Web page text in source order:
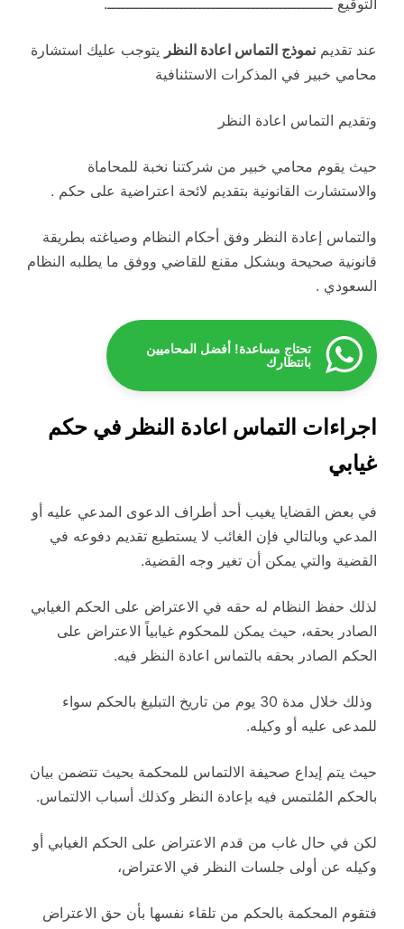
التوقيع ــــــــــــــــــــــــــــــــــــــــــــــــــ.
عند تقديم نموذج التماس اعادة النظر يتوجب عليك استشارة
محامي خبير في المذكرات الاستئنافية
وتقديم التماس اعادة النظر
حيث يقوم محامي خبير من شركتنا نخبة للمحاماة
والاستشارت القانونية بتقديم لائحة اعتراضية على حكم .
والتماس إعادة النظر وفق أحكام النظام وصياغته بطريقة
قانونية صحيحة وبشكل مقنع للقاضي ووفق ما يطلبه النظام
السعودي .
تحتاج مساعدة! أفضل المحاميين
بانتظارك
اجراءات التماس اعادة النظر في حكم
غيابي
في بعض القضايا يغيب أحد أطراف الدعوى المدعي عليه أو
المدعي وبالتالي فإن الغائب لا يستطيع تقديم دفوعه في
القضية والتي يمكن أن تغير وجه القضية.
لذلك حفظ النظام له حقه في الاعتراض على الحكم الغيابي
الصادر بحقه، حيث يمكن للمحكوم غيابياً الاعتراض على
الحكم الصادر بحقه بالتماس اعادة النظر فيه.
وذلك خلال مدة 30 يوم من تاريخ التبليغ بالحكم سواء
للمدعى عليه أو وكيله.
حيث يتم إيداع صحيفة الالتماس للمحكمة بحيث تتضمن بيان
بالحكم المُلتمس فيه بإعادة النظر وكذلك أسباب الالتماس.
لكن في حال غاب من قدم الاعتراض على الحكم الغيابي أو
وكيله عن أولى جلسات النظر في الاعتراض،
فتقوم المحكمة بالحكم من تلقاء نفسها بأن حق الاعتراض